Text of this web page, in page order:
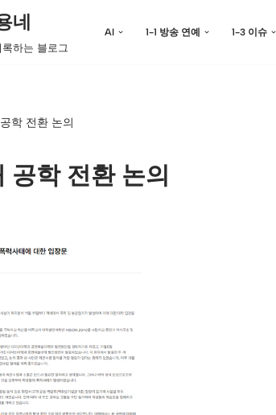
네
하는 블로그
AI 1-1 방송 연예 1-3 이슈
학 전환 논의
공학 전환 논의